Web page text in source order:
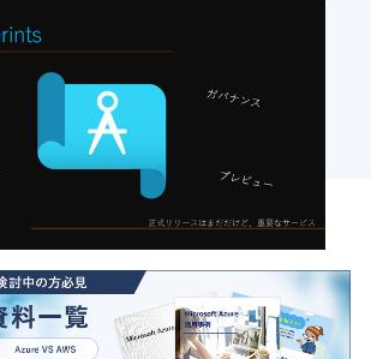
イベント・セミナー
よくある質問
SB C&Sの強み